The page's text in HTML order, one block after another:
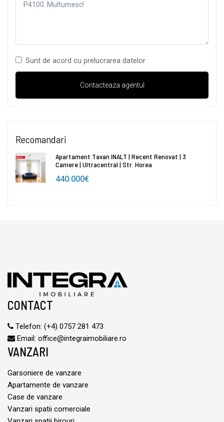
Sunt de acord cu prelucrarea datelor
Recomandari
Apartament Tavan INALT | Recent Renovat | 3
Camere | Ultracentral | Str. Horea
440.000€
CONTACT
Telefon: (+4) 0757 281 473
Email: office@integraimobiliare.ro
VANZARI
Garsoniere de vanzare
Apartamente de vanzare
Case de vanzare
Vanzari spatii comerciale